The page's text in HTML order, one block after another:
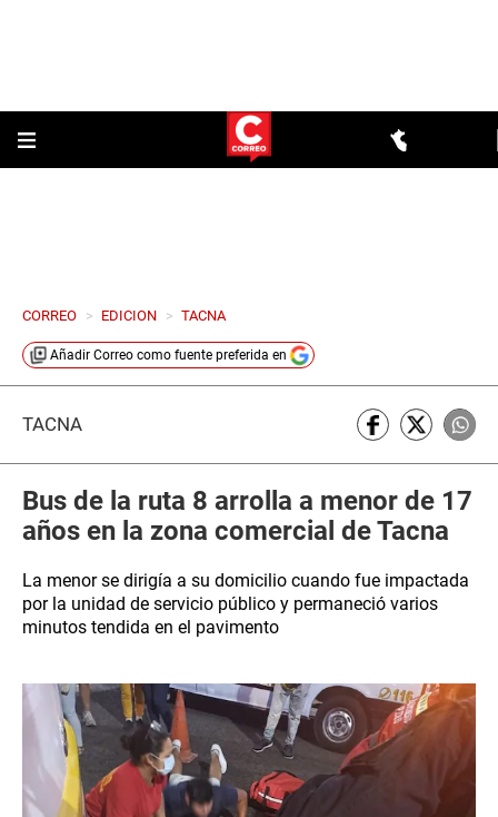
CORREO > EDICION > TACNA
Añadir Correo como fuente preferida en
TACNA
Bus de la ruta 8 arrolla a menor de 17
años en la zona comercial de Tacna
La menor se dirigía a su domicilio cuando fue impactada
por la unidad de servicio público y permaneció varios
minutos tendida en el pavimento